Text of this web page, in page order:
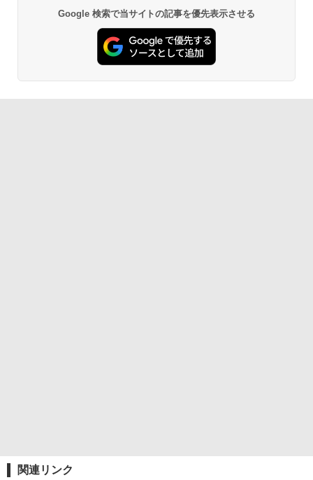
Google 検索で当サイトの記事を優先表示させる
関連リンク